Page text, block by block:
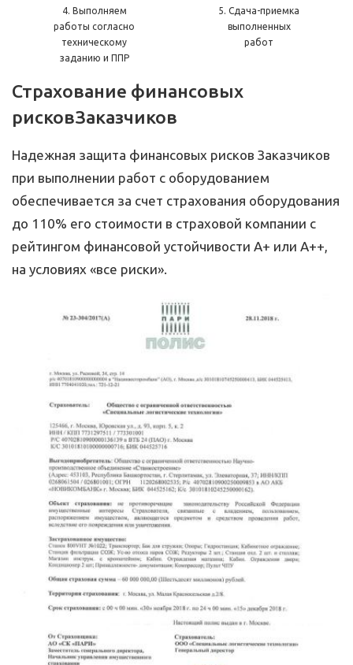
4. Выполняем
работы согласно
техническому
заданию и ППР
5. Сдача-приемка
выполненных
работ
Страхование финансовых
рисковЗаказчиков
Надежная защита финансовых рисков Заказчиков
при выполнении работ с оборудованием
обеспечивается за счет страхования оборудования
до 110% его стоимости в страховой компании с
рейтингом финансовой устойчивости А+ или А++,
на условиях «все риски».